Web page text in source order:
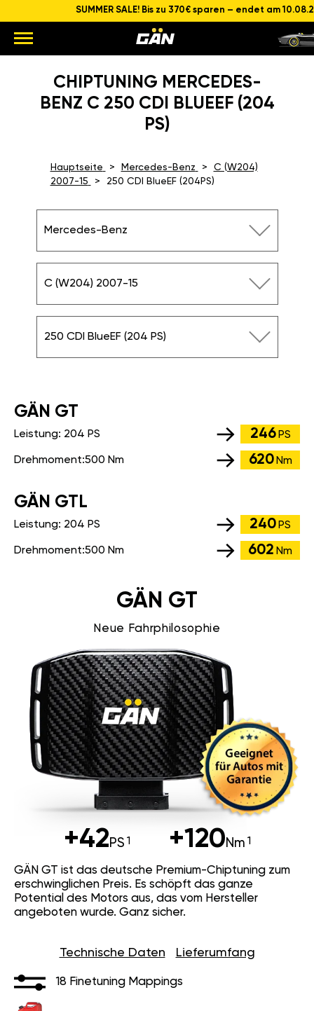
SUMMER SALE! Bis zu 370€ sparen – endet am
CHIPTUNING MERCEDES-
BENZ C 250 CDI BLUEEF (204
PS)
Hauptseite Mercedes-Benz
C (W204)
2007-15
250 CDI BlueEF (204PS)
Mercedes-Benz
C (W204) 2007-15
250 CDI BlueEF (204 PS)
GÄN GT
Leistung: 204 PS 246 PS
Drehmoment:500 Nm 620 Nm
GÄN GTL
Leistung: 204 PS 240 PS
Drehmoment:500 Nm 602 Nm
GÄN GT
Neue Fahrphilosophie
+42PS +120Nm
GÄN GT ist das deutsche Premium-Chiptuning zum
erschwinglichen Preis. Es schöpft das ganze
Potential des Motors aus, das vom Hersteller
angeboten wurde. Ganz sicher.
Technische Daten Lieferumfang
18 Finetuning Mappings